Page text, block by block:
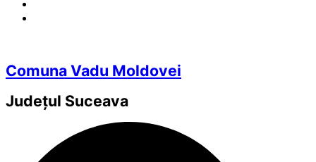
Comuna Vadu Moldovei
Județul Suceava